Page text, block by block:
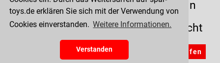
toys.de erklären Sie sich mit der Verwendung von
Cookies einverstanden. Weitere Informationen.
Verstanden
Kontakt
Liefertermin
Versandkosten
Widerrufsrecht